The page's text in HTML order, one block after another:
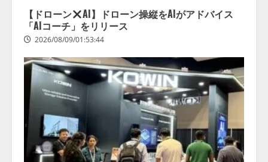
【ドローン
AI】ドローン操縦をAIがアドバイス
「AIコーチ」をリリース
2026/08/09/01:53:44